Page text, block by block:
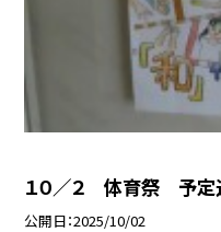
１０／２ 体育祭 予定通
公開日 2025/10/02